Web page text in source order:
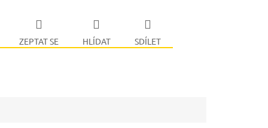
ZEPTAT SE HLÍDAT SDÍLET